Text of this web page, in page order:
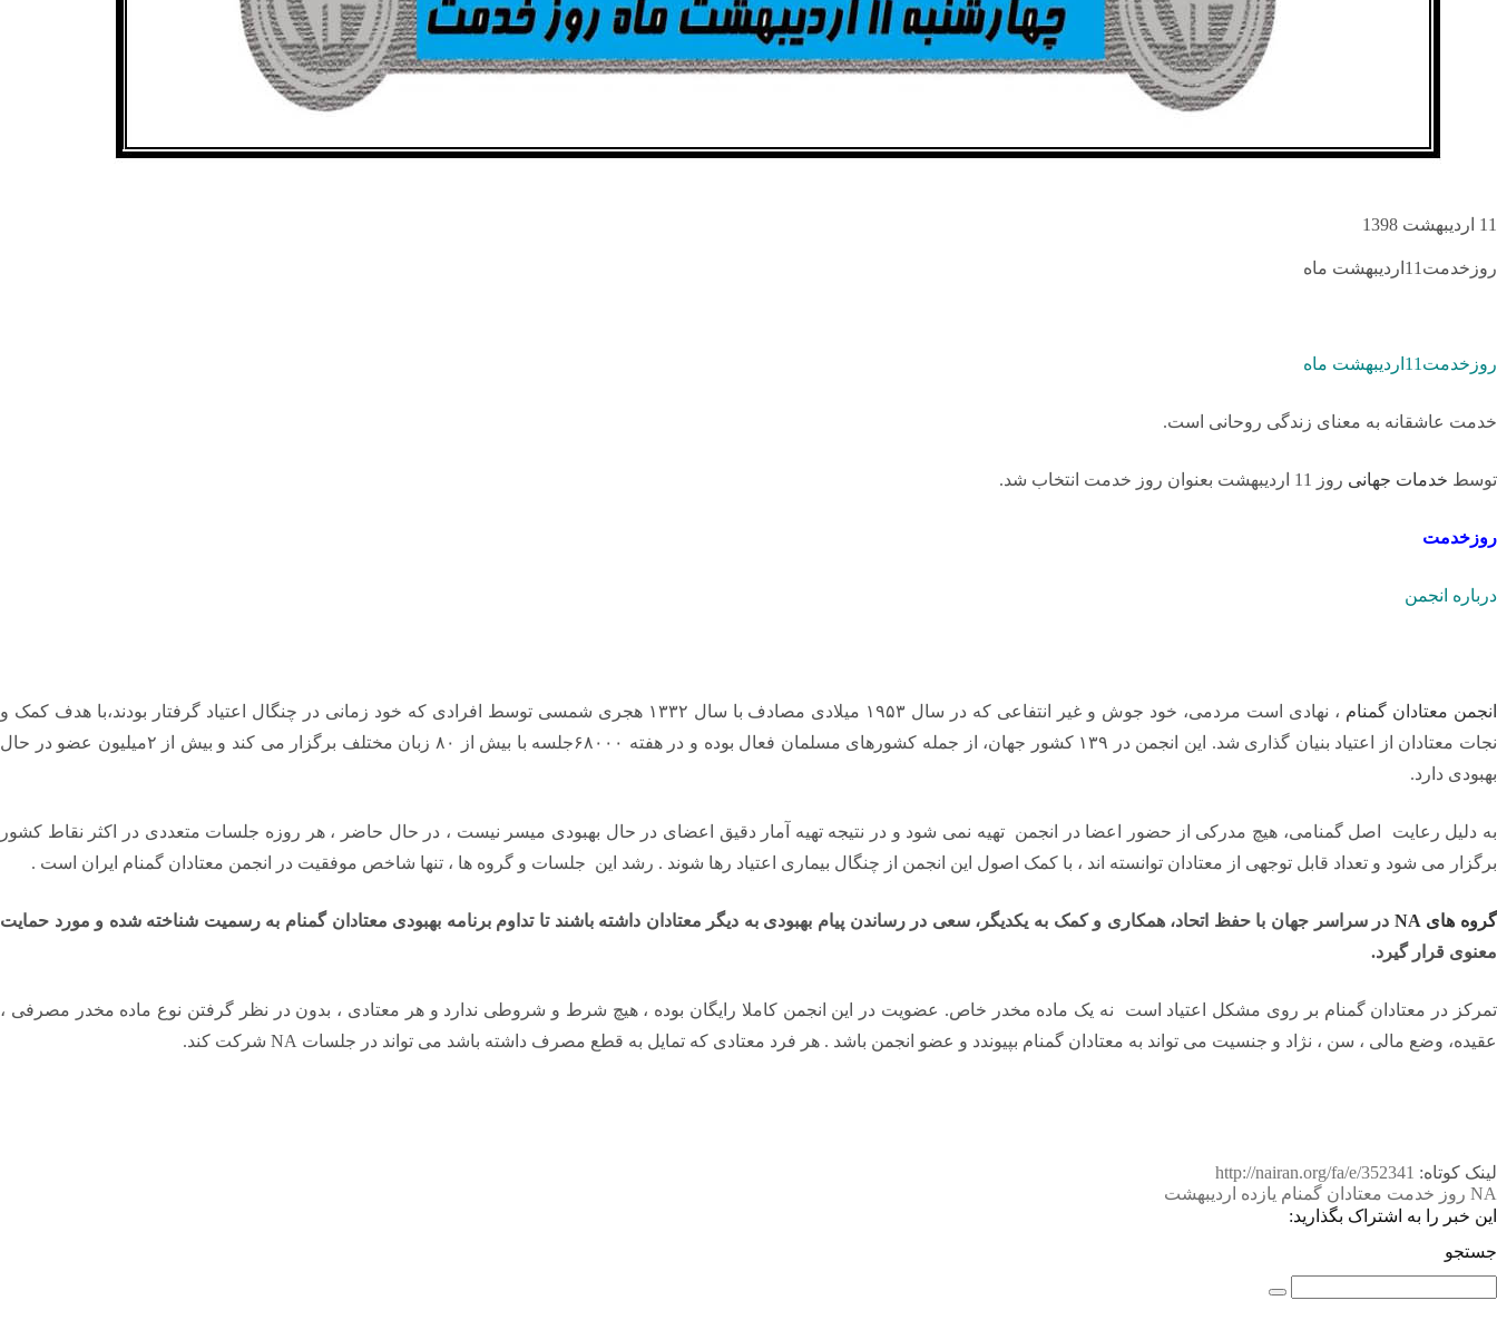
11 اردیبهشت 1398
روزخدمت11اردیبهشت ماه
روزخدمت11اردیبهشت ماه
خدمت عاشقانه به معنای زندگی روحانی است.
توسط خدمات جهانی روز 11 اردیبهشت بعنوان روز خدمت انتخاب شد.
روزخدمت
درباره انجمن
انجمن معتادان گمنام
، نهادی است مردمی، خود جوش و غیر انتفاعی که در سال ۱۹۵۳ میلادی مصادف با سال ۱۳۳۲ هجری شمسی توسط افرادی که خود زمانی در چنگال اعتیاد گرفتار بودند،با هدف کمک و
نجات معتادان از اعتیاد بنیان گذاری شد. این انجمن در ۱۳۹ کشور جهان، از جمله کشورهای مسلمان فعال بوده و در هفته ۶۸۰۰۰جلسه با بیش از ۸۰ زبان مختلف برگزار می کند و بیش از ۲میلیون عضو در حال
بهبودی دارد.
به دلیل رعایت اصل گمنامی، هیچ مدرکی از حضور اعضا در انجمن تهیه نمی شود و در نتیجه تهیه آمار دقیق اعضای در حال بهبودی میسر نیست ، در حال حاضر ، هر روزه جلسات متعددی در اکثر نقاط کشور
برگزار می شود و تعداد قابل توجهی از معتادان توانسته اند ، با کمک اصول این انجمن از چنگال بیماری اعتیاد رها شوند . رشد این جلسات و گروه ها ، تنها شاخص موفقیت در انجمن معتادان گمنام ایران است .
گروه های NA
در سراسر جهان با حفظ اتحاد، همکاری و کمک به یکدیگر، سعی در رساندن پیام بهبودی به دیگر معتادان داشته باشند تا تداوم برنامه بهبودی معتادان گمنام به رسمیت شناخته شده و مورد حمایت
معنوی قرار گیرد.
تمرکز در معتادان گمنام بر روی مشکل اعتیاد است نه یک ماده مخدر خاص. عضویت در این انجمن کاملا رایگان بوده ، هیچ شرط و شروطی ندارد و هر معتادی ، بدون در نظر گرفتن نوع ماده مخدر مصرفی ،
عقیده، وضع مالی ، سن ، نژاد و جنسیت می تواند به معتادان گمنام بپیوندد و عضو انجمن باشد . هر فرد معتادی که تمایل به قطع مصرف داشته باشد می تواند در جلسات NA شرکت کند.
لینک کوتاه: http://nairan.org/fa/e/352341
NA روز خدمت معتادان گمنام یازده اردیبهشت
این خبر را به اشتراک بگذارید:
جستجو